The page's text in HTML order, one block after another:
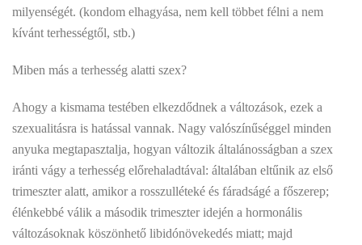
milyenségét. (kondom elhagyása, nem kell többet félni a nem
kívánt terhességtől, stb.)
Miben más a terhesség alatti szex?
Ahogy a kismama testében elkezdődnek a változások, ezek a
szexualitásra is hatással vannak. Nagy valószínűséggel minden
anyuka megtapasztalja, hogyan változik általánosságban a szex
iránti vágy a terhesség előrehaladtával: általában eltűnik az első
trimeszter alatt, amikor a rosszulléteké és fáradságé a főszerep;
élénkebbé válik a második trimeszter idején a hormonális
változásoknak köszönhető libidónövekedés miatt; majd